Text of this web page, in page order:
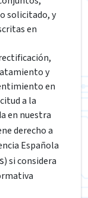
solicitado, y
en
y
en
a la
en nuestra
derecho a
Española
) si considera